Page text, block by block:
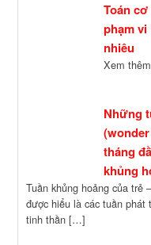
Toán
phạm vi
nhiêu
Xem
Những
tháng
khủng
Tuần khủng hoảng của trẻ
được hiểu là các tuần phát
tinh thần […]